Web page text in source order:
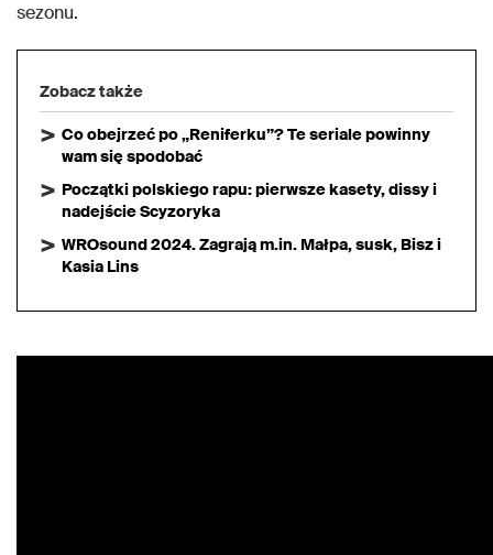
sezonu.
Zobacz także
Co obejrzeć po „Reniferku”? Te seriale powinny
wam się spodobać
Początki polskiego rapu: pierwsze kasety, dissy i
nadejście Scyzoryka
WROsound 2024. Zagrają m.in. Małpa, susk, Bisz i
Kasia Lins